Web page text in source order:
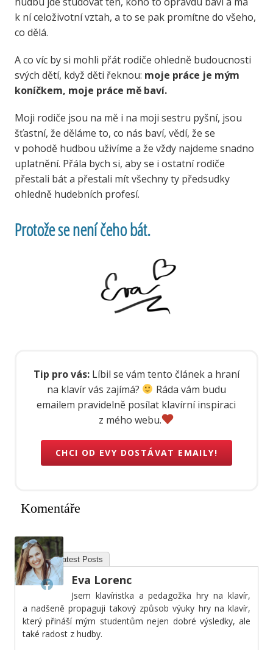
k ní celoživotní vztah, a to se pak promítne do všeho,
co dělá.
A co víc by si mohli přát rodiče ohledně budoucnosti
svých dětí, když děti řeknou: moje práce je mým
koníčkem, moje práce mě baví.
Moji rodiče jsou na mě i na moji sestru pyšní, jsou
šťastní, že děláme to, co nás baví, vědí, že se
v pohodě hudbou uživíme a že vždy najdeme snadno
uplatnění. Přála bych si, aby se i ostatní rodiče
přestali bát a přestali mít všechny ty předsudky
ohledně hudebních profesí.
Protože se není čeho bát.
Tip pro vás:Líbil se vám tento článek a hraní
na klavír vás zajímá?
Ráda vám budu
emailem pravidelně posílat klavírní inspiraci
z mého webu.
CHCI OD EVY DOSTÁVAT EMAILY!
Komentáře
About Latest Posts
Eva Lorenc
Jsem klavíristka a pedagožka hry na klavír,
a nadšeně propaguji takový způsob výuky hry na klavír,
který přináší mým studentům nejen dobré výsledky, ale
také radost z hudby.